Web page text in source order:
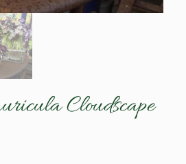
Cloudscape